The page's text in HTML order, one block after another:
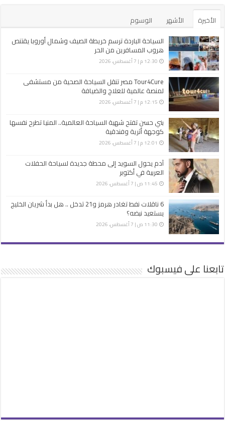
الأخيرة الأشهر
الوسوم
السياحة الباردة ترسم خريطة الصيف وشمال أوروبا يقتنص
هروب المسافرين من الحر
12:30 م | 7 أغسطس، 2026
Tour4Cure مصر تنقل السياحة الصحية من مستشفى
لمنصة عالمية للعلاج والضيافة
12:15 م | 7 أغسطس، 2026
بني حسن تفتح شهية السياحة العالمية.. المنيا تطرح نفسها
كوجهة أثرية وفندقية
12:01 م | 7 أغسطس، 2026
آدم يحول السويد إلى محطة جديدة لسياحة الحفلات
العربية في أكتوبر
11:45 ص | 7 أغسطس، 2026
6 ناقلات نفط تغادر هرمز و21 تدخل .. هل بدأ شريان الخليج
يستعيد نبضه؟
11:30 ص | 7 أغسطس، 2026
تابعنا على فيسبوك